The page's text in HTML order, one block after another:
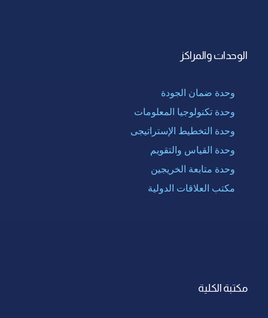
الوحدات والمراكز
وحدة ضمان الجودة
وحدة تكنولوجيا المعلومات
وحدة التخطيط الإستراتيجى
وحدة القياس والتقويم
وحدة متابعة الخريجين
مكتب العلاقات الدولية
مكتبة الكلية